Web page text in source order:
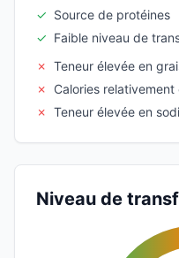
✓ Source de protéines
✓ Faible niveau de
✗ Teneur élevée en
✗
Calories relativement
✗ Teneur élevée en
Niveau de